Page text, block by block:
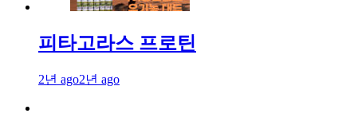
피타고라스 프로틴
2년 ago2년 ago